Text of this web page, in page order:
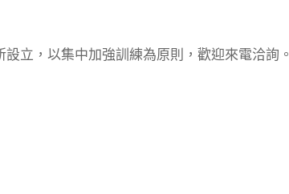
立，以集中加強訓練為原則，歡迎來電洽詢。